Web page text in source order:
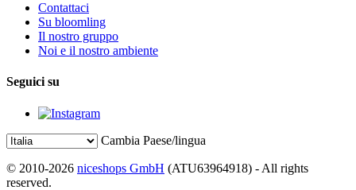
Contattaci
Su bloomling
Il nostro gruppo
Noi e il nostro ambiente
Seguici su
Cambia Paese/lingua
© 2010-2026 niceshops GmbH (ATU63964918) - All rights
reserved.